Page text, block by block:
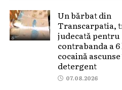
Un bărbat din
Transcarpatia,
judecată pentru
contrabanda a 6
cocaină
detergent
07.08.2026